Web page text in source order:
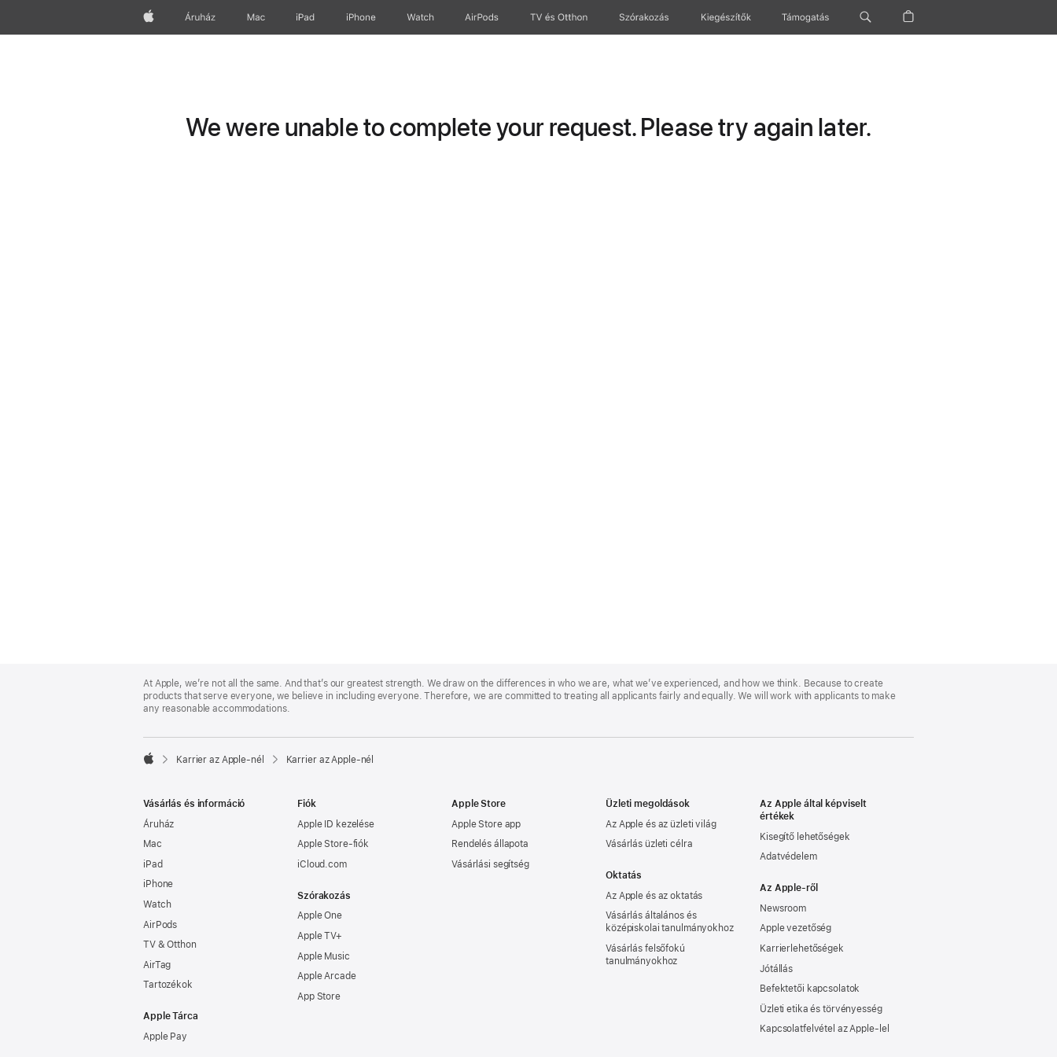
AppleÁruház Mac iPad iPhone Watch AirPods TV és Otthon Szórakozás Kiegészítők Támogatás
We were unable to complete your request. Please try again later.
Footer
At Apple, we’re not all the same. And that’s our greatest strength. We draw on the differences in who we are, what we’ve experienced, and how we think. Because to create
products that serve everyone, we believe in including everyone. Therefore, we are committed to treating all applicants fairly and equally. We will work with applicants to make
any reasonable accommodations.

Karrier az Apple‑nél Karrier az Apple‑nél
Vásárlás és információ
Áruház
Mac
iPad
iPhone
Watch
AirPods
TV & Otthon
AirTag
Tartozékok
Apple Tárca
Apple Pay
Fiók
Apple ID kezelése
Apple Store-fiók
iCloud.com
Szórakozás
Apple One
Apple TV+
Apple Music
Apple Arcade
App Store
Apple Store
Apple Store app
Rendelés állapota
Vásárlási segítség
Üzleti megoldások
Az Apple és az üzleti világ
Vásárlás üzleti célra
Oktatás
Az Apple és az oktatás
Vásárlás általános és
középiskolai tanulmányokhoz
Vásárlás felsőfokú
tanulmányokhoz
Az Apple által képviselt
értékek
Kisegítő lehetőségek
Adatvédelem
Az Apple-ről
Newsroom
Apple vezetőség
Karrierlehetőségek
Jótállás
Befektetői kapcsolatok
Üzleti etika és törvényesség
Kapcsolatfelvétel az Apple-lel